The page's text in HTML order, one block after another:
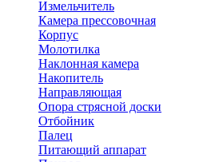
Измельчитель
Камера прессовочная
Корпус
Молотилка
Наклонная камера
Накопитель
Направляющая
Опора стрясной доски
Отбойник
Палец
Питающий аппарат